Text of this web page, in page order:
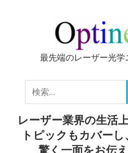
ッ
Optinews
最先端のレーザー光学
索:
レーザー業界の生活
トピックもカバー